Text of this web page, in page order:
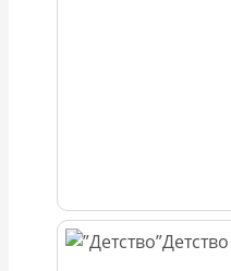
Детство